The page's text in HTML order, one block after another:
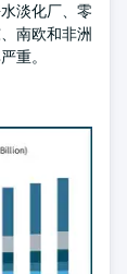
淡化厂、零
南欧和非洲
重。